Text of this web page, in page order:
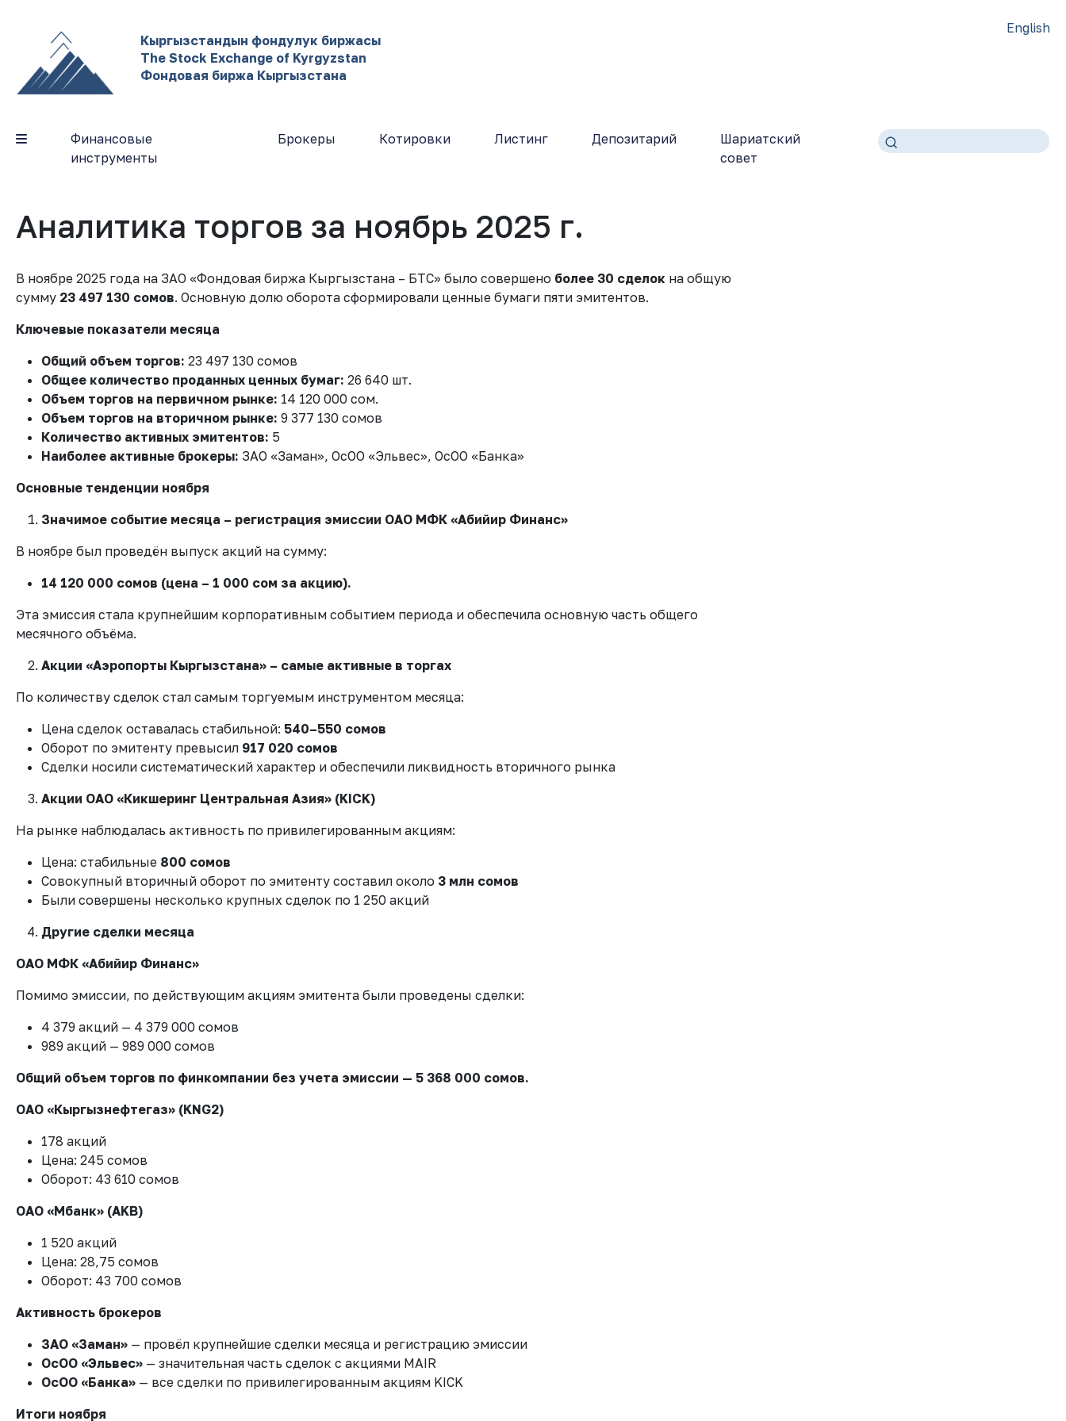
Кыргызстандын фондулук биржасы
The Stock Exchange of Kyrgyzstan
Фондовая биржа Кыргызстана
English
Финансовые
инструменты
Брокеры Котировки Листинг Депозитарий
Шариатский
совет
Аналитика торгов за ноябрь 2025 г.
В ноябре 2025 года на ЗАО «Фондовая биржа Кыргызстана – БТС» было совершено более 30 сделок на общую
сумму 23 497 130 сомов. Основную долю оборота сформировали ценные бумаги пяти эмитентов.
Ключевые показатели месяца
Общий объем торгов: 23 497 130 сомов
Общее количество проданных ценных бумаг: 26 640 шт.
Объем торгов на первичном рынке: 14 120 000 сом.
Объем торгов на вторичном рынке: 9 377 130 сомов
Количество активных эмитентов: 5
Наиболее активные брокеры: ЗАО «Заман», ОсОО «Эльвес», ОсОО «Банка»
Основные тенденции ноября
Значимое событие месяца – регистрация эмиссии ОАО МФК «Абийир Финанс»
В ноябре был проведён выпуск акций на сумму:
14 120 000 сомов (цена – 1 000 сом за акцию).
Эта эмиссия стала крупнейшим корпоративным событием периода и обеспечила основную часть общего
месячного объёма.
Акции «Аэропорты Кыргызстана» – самые активные в торгах
По количеству сделок стал самым торгуемым инструментом месяца:
Цена сделок оставалась стабильной: 540–550 сомов
Оборот по эмитенту превысил 917 020 сомов
Сделки носили систематический характер и обеспечили ликвидность вторичного рынка
Акции ОАО «Кикшеринг Центральная Азия» (KICK)
На рынке наблюдалась активность по привилегированным акциям:
Цена: стабильные 800 сомов
Совокупный вторичный оборот по эмитенту составил около 3 млн сомов
Были совершены несколько крупных сделок по 1 250 акций
Другие сделки месяца
ОАО МФК «Абийир Финанс»
Помимо эмиссии, по действующим акциям эмитента были проведены сделки:
4 379 акций — 4 379 000 сомов
989 акций — 989 000 сомов
Общий объем торгов по финкомпании без учета эмиссии — 5 368 000 сомов.
ОАО «Кыргызнефтегаз» (KNG2)
178 акций
Цена: 245 сомов
Оборот: 43 610 сомов
ОАО «Мбанк» (AKB)
1 520 акций
Цена: 28,75 сомов
Оборот: 43 700 сомов
Активность брокеров
ЗАО «Заман» — провёл крупнейшие сделки месяца и регистрацию эмиссии
ОсОО «Эльвес» — значительная часть сделок с акциями MAIR
ОсОО «Банка» — все сделки по привилегированным акциям KICK
Итоги ноября